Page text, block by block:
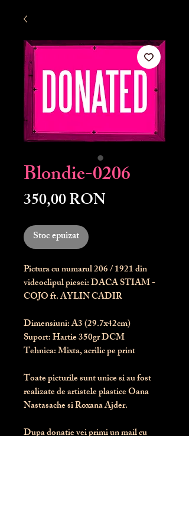
Blondie-0206
350,00 RONPreț
Stoc epuizat
Pictura cu numarul206/ 1921 din
videoclipul piesei: DACA STIAM -
COJO ft. AYLIN CADIR
Dimensiuni: A3 (29.7x42cm)
Suport: Hartie 350gr DCM
Tehnica: Mixta, acrilic pe print
Toate picturile sunt unice si au fost
realizate de artistele plastice Oana
Nastasache si Roxana Ajder.
Dupa donatie vei primi un mail cu